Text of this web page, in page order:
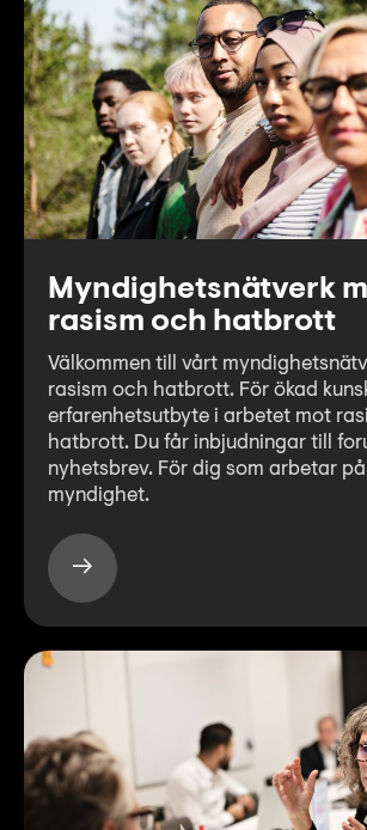
Myndighetsnätverk
rasism och hatbrott
Välkommen till vårt
rasism och hatbrott. För ökad
erfarenhetsutbyte i arbetet mot
hatbrott. Du får inbjudningar till
nyhetsbrev. För dig som arbetar
myndighet.